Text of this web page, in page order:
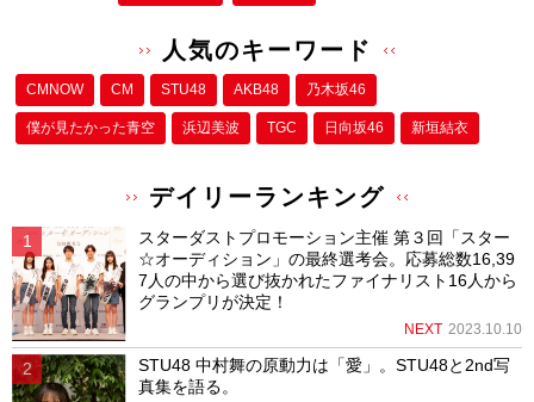
人気のキーワード
CMNOW CM STU48 AKB48 乃木坂46
僕が⾒たかった⻘空 浜辺美波 TGC 日向坂46 新垣結衣
デイリーランキング
スターダストプロモーション主催 第３回「スター
☆オーディション」の最終選考会。応募総数16,39
7人の中から選び抜かれたファイナリスト16人から
グランプリが決定！
NEXT 2023.10.10
STU48 中村舞の原動力は「愛」。STU48と2nd写
真集を語る。